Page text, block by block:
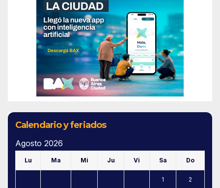
Calendario y feriados
Agosto 2026
Lu Ma Mi Ju Vi Sa Do
1 2